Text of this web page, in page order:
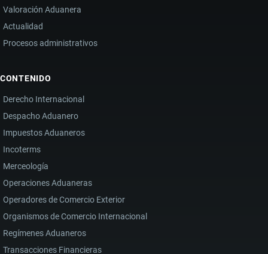
Valoración Aduanera
Actualidad
Procesos administrativos
CONTENIDO
Derecho Internacional
Despacho Aduanero
Impuestos Aduaneros
Incoterms
Merceología
Operaciones Aduaneras
Operadores de Comercio Exterior
Organismos de Comercio Internacional
Regímenes Aduaneros
Transacciones Financieras